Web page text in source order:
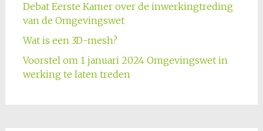
Debat Eerste Kamer over de inwerkingtreding
van de Omgevingswet
Wat is een 3D-mesh?
Voorstel om 1 januari 2024 Omgevingswet in
werking te laten treden